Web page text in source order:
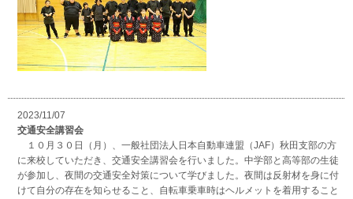
2023/11/07
交通安全講習会
１０月３０日（月）、一般社団法人日本自動車連盟（JAF）秋田支部の方
に来校していただき、交通安全講習会を行いました。中学部と高等部の生徒
が参加し、夜間の交通安全対策について学びました。夜間は反射材を身に付
けて自分の存在を知らせること、自転車乗車時はヘルメットを着用すること